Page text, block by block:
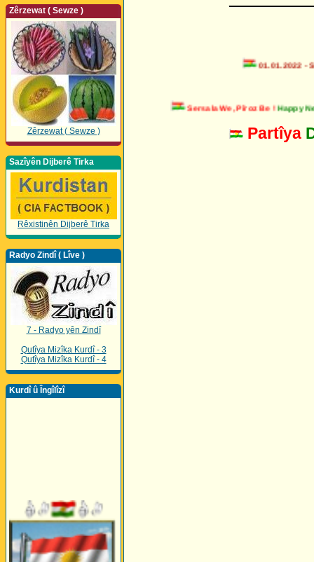
Zêrzewat ( Sewze )
Zêrzewat ( Sewze )
Sazîyên Dijberê Tirka
Rêxistinên Dijberê Tirka
Radyo Zindî ( Lîve )
7 - Radyo yên Zindî
Qutîya Mizîka Kurdî - 3
Qutîya Mizîka Kurdî - 4
Kurdî û Îngîlîzî
01.01.2022 -
Sersala We, Pîroz Be !Happy
Partîya